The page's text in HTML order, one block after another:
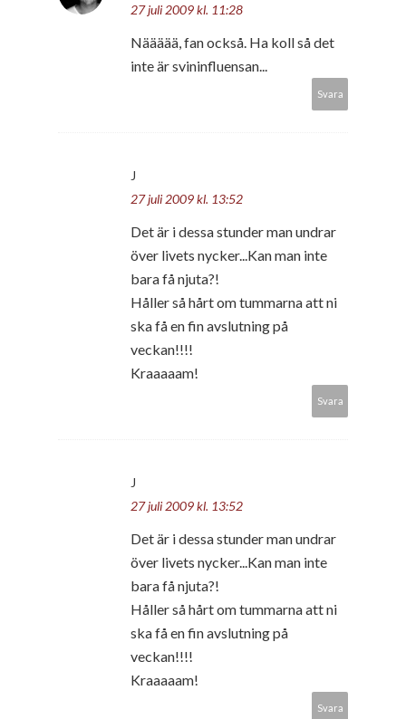
27 juli 2009 kl. 11:28
Näääää, fan också. Ha koll så det
inte är svininfluensan...
Svara
J
27 juli 2009 kl. 13:52
Det är i dessa stunder man undrar
över livets nycker...Kan man inte
bara få njuta?!
Håller så hårt om tummarna att ni
ska få en fin avslutning på
veckan!!!!
Kraaaaam!
Svara
J
27 juli 2009 kl. 13:52
Det är i dessa stunder man undrar
över livets nycker...Kan man inte
bara få njuta?!
Håller så hårt om tummarna att ni
ska få en fin avslutning på
veckan!!!!
Kraaaaam!
Svara